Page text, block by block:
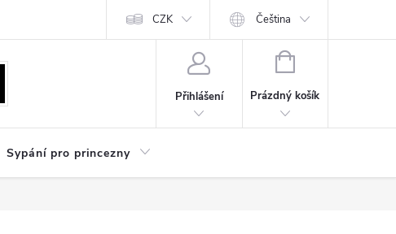
CZK Čeština
Přihlášení
NÁKUPNÍ
Prázdný košík
Sypání pro princezny